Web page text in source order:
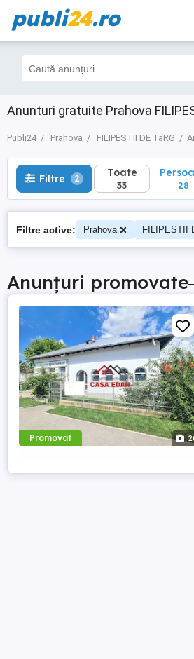
publi24.ro
Anunturi gratuite Prahova
Publi24 Prahova FILIPESTII DE TaRG
Filtre 2 Toate
33
Filtre 2 Toate
33 28
Filtre active: Prahova FILIPESTII
Anunțuri promovate–
Promovat